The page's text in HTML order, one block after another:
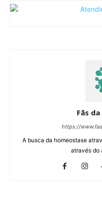
Fãs
https://
A busca da homeostase
através do